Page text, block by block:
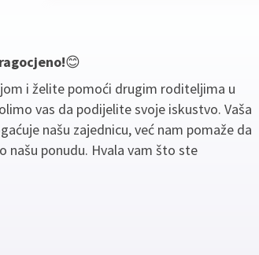
😊
i želite pomoći drugim roditeljima u
vas da podijelite svoje iskustvo. Vaša
našu zajednicu, već nam pomaže da
našu ponudu. Hvala vam što ste